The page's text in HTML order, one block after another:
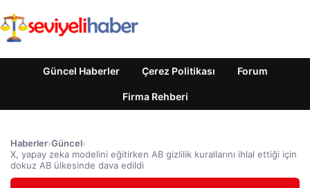
Güncel Haberler Çerez Politikası Forum
Firma Rehberi
Haberler›Güncel›
X, yapay zeka modelini eğitirken AB gizlilik kurallarını ihlal ettiği için
dokuz AB ülkesinde dava edildi